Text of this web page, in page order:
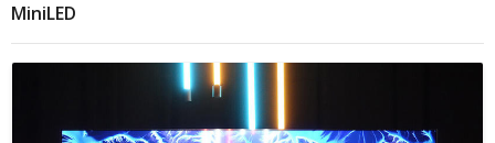
MiniLED